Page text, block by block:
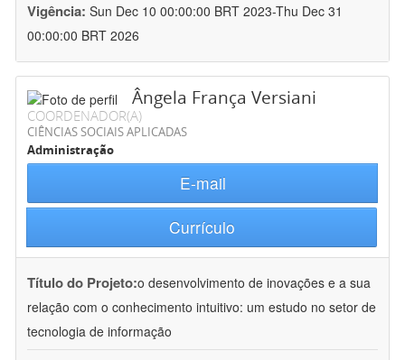
Vigência: Sun Dec 10 00:00:00 BRT 2023-Thu Dec 31
00:00:00 BRT 2026
Ângela França Versiani
COORDENADOR(A)
CIÊNCIAS SOCIAIS APLICADAS
Administração
E-mail
Currículo
Título do Projeto:o desenvolvimento de inovações e a sua
relação com o conhecimento intuitivo: um estudo no setor de
tecnologia de informação